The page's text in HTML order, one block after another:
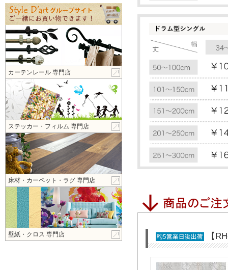
【
カーテンレール 専門店
ステッカー・フィルム 専門店
床材・カーペット・ラグ 専門店
壁紙・クロス 専門店